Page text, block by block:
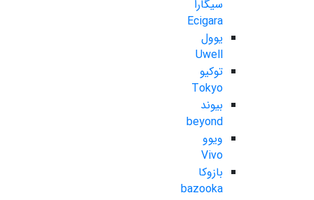
سیگارا
Ecigara
یوول
Uwell
توکیو
Tokyo
بیوند
beyond
ویوو
Vivo
بازوکا
bazooka